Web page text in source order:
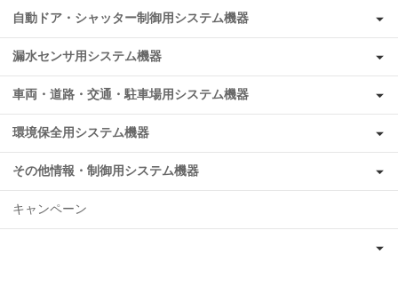
自動ドア・シャッター制御用システム機器
漏水センサ用システム機器
車両・道路・交通・駐車場用システム機器
環境保全用システム機器
その他情報・制御用システム機器
キャンペーン